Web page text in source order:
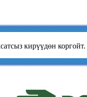
кирүүдөн коргойт.